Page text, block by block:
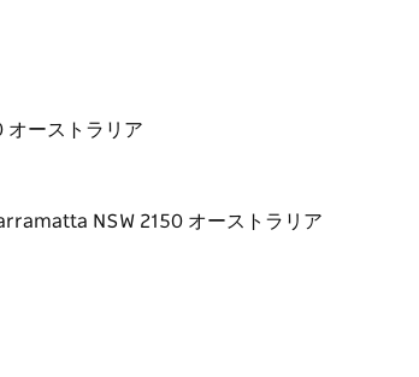
ーストラリア